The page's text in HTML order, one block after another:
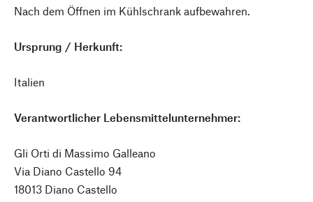
Nach dem Öffnen im Kühlschrank aufbewahren.
Ursprung / Herkunft:
Italien
Verantwortlicher Lebensmittelunternehmer:
Gli Orti di Massimo Galleano
Via Diano Castello 94
18013 Diano Castello